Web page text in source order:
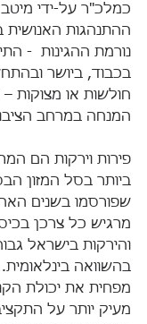
כמלכ"ר על-ידי
ההתנהגות
נורמת ההגינות  -
בכבוד, ביושר
חולשות או מצוקות
המנחה במרחב
פירות וירקות הם
ביותר בסל המזון
שפורסמו בשנים
מרגיש כל צרכן
והירקות בישראל
בהשוואה
מפחית את יכולת
מעיק יותר על